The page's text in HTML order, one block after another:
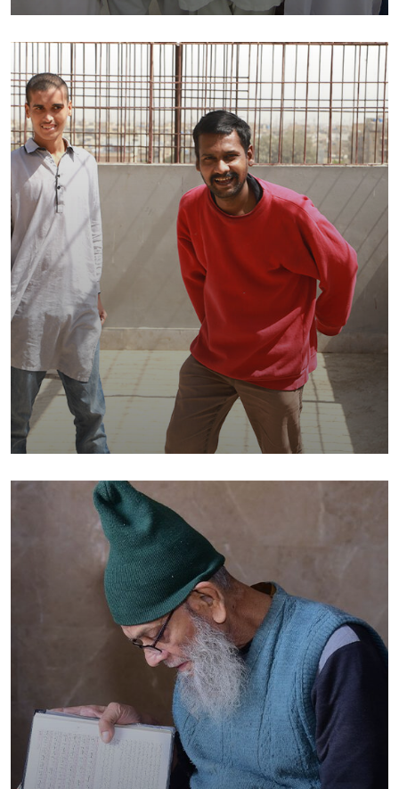
Foundation
GOSHA-E-AAFYAT ‎ ‎ ‎ ‎ ‎ ‎ ‎ ‎ ‎ ‎ ‎ ‎ ‎ ‎ ‎ ‎ ‎ ‎ ‎ ‎ ‎ ‎ ‎ ‎ ‎ ‎ ‎ ‎ ‎ ‎ ‎ ‎ ‎ ‎ ‎ ‎ ‎ ‎ ‎ ‎ ‎ ‎ ‎ ‎ ‎ ‎ ‎ ‎ ‎ ‎ ‎ ‎ ‎ ‎ ‎ ‎ ‎
‎ ‎ ‎ ‎ ‎ ‎ ‎ ‎ ‎ ‎ ‎ ‎ ‎ ‎ ‎ ‎ ‎ ‎
Foundation